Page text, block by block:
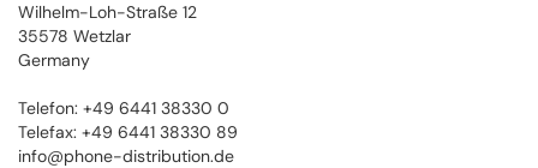
Wilhelm-Loh-Straße 12
35578 Wetzlar
Germany
Telefon: +49 6441 38330 0
Telefax: +49 6441 38330 89
info@phone-distribution.de